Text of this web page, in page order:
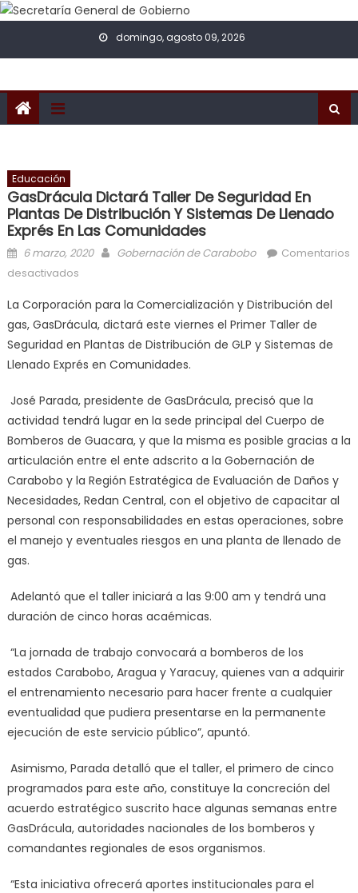
Skip to content
domingo, agosto 09, 2026
Educación
GasDrácula Dictará Taller De Seguridad En
Plantas De Distribución Y Sistemas De Llenado
Exprés En Las Comunidades
Posted on
6 marzo, 2020 Author
Gobernación de Carabobo
Comentarios
desactivados
comunidades
La Corporación para la Comercialización y Distribución del
gas, GasDrácula, dictará este viernes el Primer Taller de
Seguridad en Plantas de Distribución de GLP y Sistemas de
Llenado Exprés en Comunidades.
José Parada, presidente de GasDrácula, precisó que la
actividad tendrá lugar en la sede principal del Cuerpo de
Bomberos de Guacara, y que la misma es posible gracias a la
articulación entre el ente adscrito a la Gobernación de
Carabobo y la Región Estratégica de Evaluación de Daños y
Necesidades, Redan Central, con el objetivo de capacitar al
personal con responsabilidades en estas operaciones, sobre
el manejo y eventuales riesgos en una planta de llenado de
gas.
Adelantó que el taller iniciará a las 9:00 am y tendrá una
duración de cinco horas acaémicas.
“La jornada de trabajo convocará a bomberos de los
estados Carabobo, Aragua y Yaracuy, quienes van a adquirir
el entrenamiento necesario para hacer frente a cualquier
eventualidad que pudiera presentarse en la permanente
ejecución de este servicio público”, apuntó.
Asimismo, Parada detalló que el taller, el primero de cinco
programados para este año, constituye la concreción del
acuerdo estratégico suscrito hace algunas semanas entre
GasDrácula, autoridades nacionales de los bomberos y
comandantes regionales de esos organismos.
“Esta iniciativa ofrecerá aportes institucionales para el